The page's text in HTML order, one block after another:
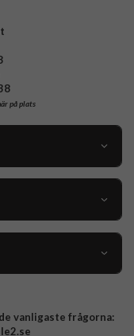
på plats
vanligaste frågorna: